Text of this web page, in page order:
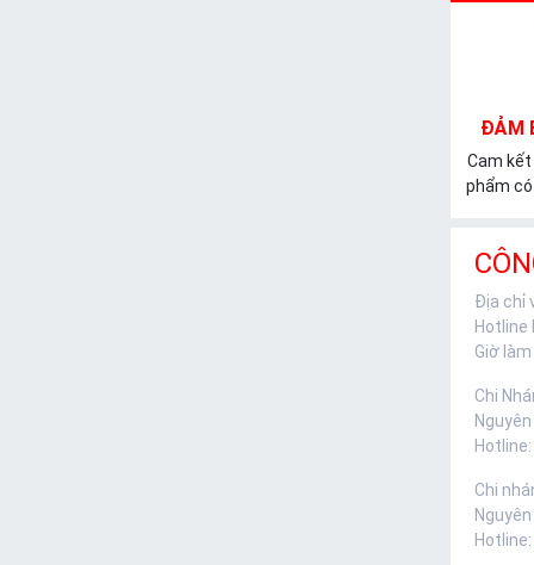
ĐẢM
Cam
phẩm
Địa chỉ
Hotline
Giờ
Chi
Nguyên
Hotline:
Chi
Nguyên
Hotline: